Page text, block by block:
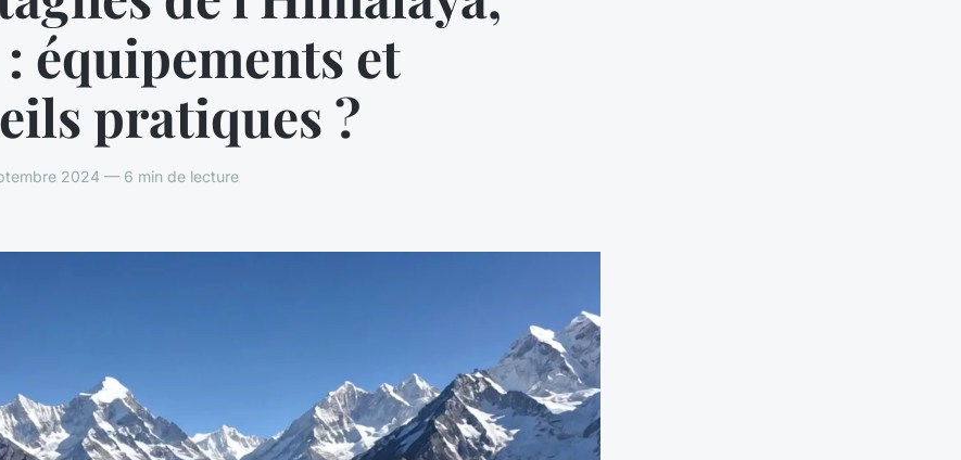
équipements et
pratiques ?
2024 — 6 min de lecture